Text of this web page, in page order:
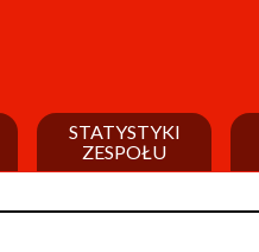
STATYSTYKI
ZESPOŁU